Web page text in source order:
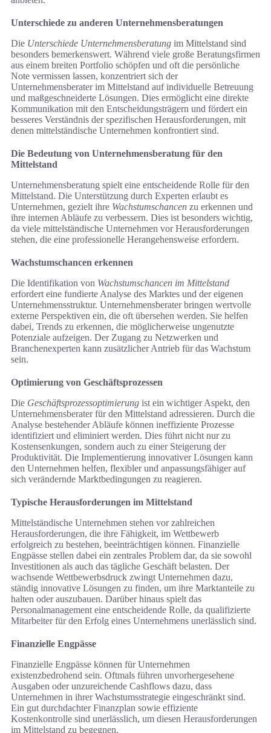
Unterschiede zu anderen Unternehmensberatungen
Die Unterschiede Unternehmensberatung im Mittelstand sind
besonders bemerkenswert. Während viele große Beratungsfirmen
aus einem breiten Portfolio schöpfen und oft die persönliche
Note vermissen lassen, konzentriert sich der
Unternehmensberater im Mittelstand auf individuelle Betreuung
und maßgeschneiderte Lösungen. Dies ermöglicht eine direkte
Kommunikation mit den Entscheidungsträgern und fördert ein
besseres Verständnis der spezifischen Herausforderungen, mit
denen mittelständische Unternehmen konfrontiert sind.
Die Bedeutung von Unternehmensberatung für den
Mittelstand
Unternehmensberatung spielt eine entscheidende Rolle für den
Mittelstand. Die Unterstützung durch Experten erlaubt es
Unternehmen, gezielt ihre Wachstumschancen zu erkennen und
ihre internen Abläufe zu verbessern. Dies ist besonders wichtig,
da viele mittelständische Unternehmen vor Herausforderungen
stehen, die eine professionelle Herangehensweise erfordern.
Wachstumschancen erkennen
Die Identifikation von Wachstumschancen im Mittelstand
erfordert eine fundierte Analyse des Marktes und der eigenen
Unternehmensstruktur. Unternehmensberater bringen wertvolle
externe Perspektiven ein, die oft übersehen werden. Sie helfen
dabei, Trends zu erkennen, die möglicherweise ungenutzte
Potenziale aufzeigen. Der Zugang zu Netzwerken und
Branchenexperten kann zusätzlicher Antrieb für das Wachstum
sein.
Optimierung von Geschäftsprozessen
Die Geschäftsprozessoptimierung ist ein wichtiger Aspekt, den
Unternehmensberater für den Mittelstand adressieren. Durch die
Analyse bestehender Abläufe können ineffiziente Prozesse
identifiziert und eliminiert werden. Dies führt nicht nur zu
Kostensenkungen, sondern auch zu einer Steigerung der
Produktivität. Die Implementierung innovativer Lösungen kann
den Unternehmen helfen, flexibler und anpassungsfähiger auf
sich verändernde Marktbedingungen zu reagieren.
Typische Herausforderungen im Mittelstand
Mittelständische Unternehmen stehen vor zahlreichen
Herausforderungen, die ihre Fähigkeit, im Wettbewerb
erfolgreich zu bestehen, beeinträchtigen können. Finanzielle
Engpässe stellen dabei ein zentrales Problem dar, da sie sowohl
Investitionen als auch das tägliche Geschäft belasten. Der
wachsende Wettbewerbsdruck zwingt Unternehmen dazu,
ständig innovative Lösungen zu finden, um ihre Marktanteile zu
halten oder auszubauen. Darüber hinaus spielt das
Personalmanagement eine entscheidende Rolle, da qualifizierte
Mitarbeiter für den Erfolg eines Unternehmens unerlässlich sind.
Finanzielle Engpässe
Finanzielle Engpässe können für Unternehmen
existenzbedrohend sein. Oftmals führen unvorhergesehene
Ausgaben oder unzureichende Cashflows dazu, dass
Unternehmen in ihrer Wachstumsstrategie eingeschränkt sind.
Ein gut durchdachter Finanzplan sowie effiziente
Kostenkontrolle sind unerlässlich, um diesen Herausforderungen
im Mittelstand zu begegnen.